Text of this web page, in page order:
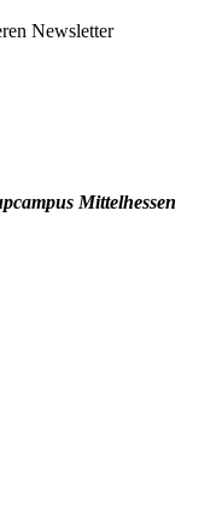
Newsletter
Mittelhessen